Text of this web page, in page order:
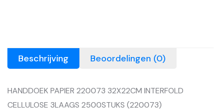
Beschrijving Beoordelingen (0)
HANDDOEK PAPIER 220073 32X22CM INTERFOLD
CELLULOSE 3LAAGS 2500STUKS (220073)